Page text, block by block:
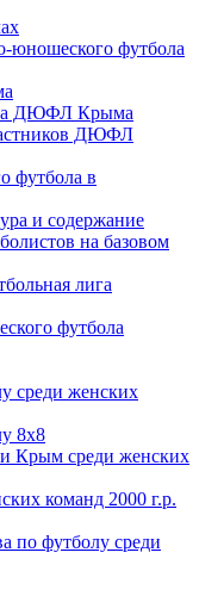
юношеского футбола
ДЮФЛ Крыма
ДЮФЛ
футбола в
и содержание
на базовом
лига
футбола
среди женских
8х8
Крым среди женских
команд 2000 г.р.
по футболу среди